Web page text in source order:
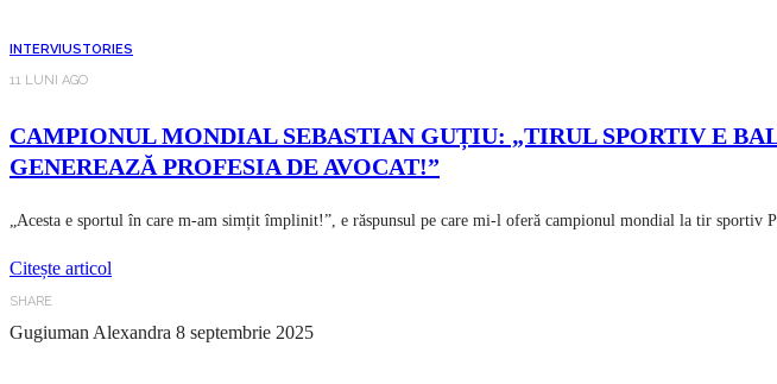
INTERVIUSTORIES
11 LUNI AGO
CAMPIONUL MONDIAL SEBASTIAN GUȚIU: „TIRUL SPORTIV E
GENEREAZĂ PROFESIA DE AVOCAT!”
„Acesta e sportul în care m-am simțit împlinit!”, e răspunsul pe care mi-l oferă campionul mondial la tir sportiv
Citește articol
SHARE
Gugiuman Alexandra 8 septembrie 2025